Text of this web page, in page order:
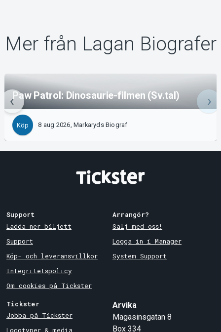
Mer från Lagan Biografer
Paw Patrol: Dinosaurie-filmen (Sv.tal)
Köp 8 aug 2026, Markaryds Biograf
Support
Ladda ner biljett
Support
Köp- och leveransvillkor
Integritetspolicy
Om cookies på Tickster
Arrangör?
Sälj med oss!
Logga in i Manager
System Support
Tickster
Jobba på Tickster
Logotyper & media
Arvika
Magasinsgatan 8
Box 334